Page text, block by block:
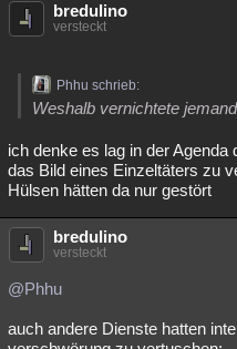
bredulino
versteckt
Phhu schrieb:
Weshalb vernichtete
ich denke es lag in der
das Bild eines Einzeltäters zu
Hülsen hätten da nur gestört
bredulino
versteckt
@Phhu
auch andere Dienste hatten